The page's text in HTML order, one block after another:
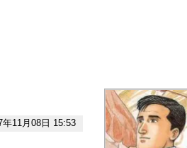
11月08日 15:53